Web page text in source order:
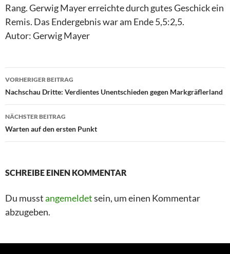
Rang. Gerwig Mayer erreichte durch gutes Geschick ein
Remis. Das Endergebnis war am Ende 5,5:2,5.
Autor: Gerwig Mayer
VORHERIGER BEITRAG
Nachschau Dritte: Verdientes Unentschieden gegen Markgräflerland
NÄCHSTER BEITRAG
Warten auf den ersten Punkt
SCHREIBE EINEN KOMMENTAR
Du musstangemeldetsein, um einen Kommentar
abzugeben.